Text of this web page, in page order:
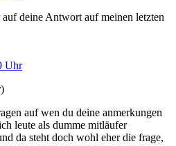
deine Antwort auf meinen letzten
Uhr
auf wen du deine anmerkungen
leute als dumme mitläufer
da steht doch wohl eher die frage,